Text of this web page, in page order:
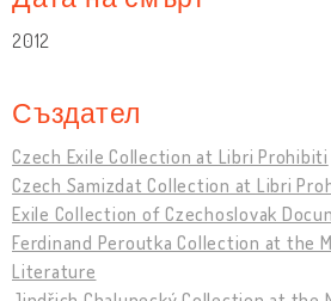
2012
Създател
Czech Exile Collection at Libri Prohibiti
Czech Samizdat Collection at Libri
Exile Collection of Czechoslovak
Ferdinand Peroutka Collection at the
Literature